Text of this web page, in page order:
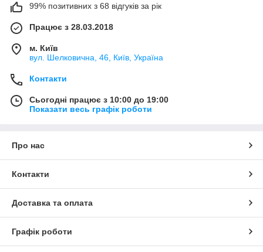
99% позитивних з 68 відгуків за рік
Працює з 28.03.2018
м. Київ
вул. Шелковична, 46, Київ, Україна
Контакти
Сьогодні працює з 10:00 до 19:00
Показати весь графік роботи
Про нас
Контакти
Доставка та оплата
Графік роботи